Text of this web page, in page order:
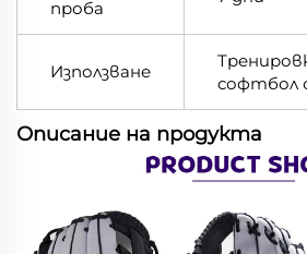
проба
Използване
софтбол
Описание на продукта